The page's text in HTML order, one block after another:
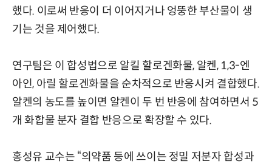
했다. 이로써 반응이 더 이어지거나 엉뚱한 부산물이 생
기는 것을 제어했다.
연구팀은 이 합성법으로 알킬 할로겐화물, 알켄, 1,3-엔
아인, 아릴 할로겐화물을 순차적으로 반응시켜 결합했다.
알켄의 농도를 높이면 알켄이 두 번 반응에 참여하면서 5
개 화합물 분자 결합 반응으로 확장할 수 있다.
홍성유 교수는 “의약품 등에 쓰이는 정밀 저분자 합성과